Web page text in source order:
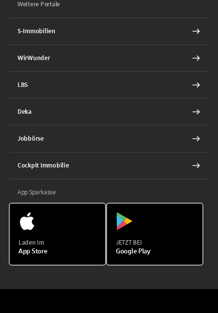
Weitere Portale
S-Immobilien
WirWunder
LBS
Deka
Jobbörse
Cockpit Immobilie
App Sparkasse
Laden im
App Store
JETZT BEI
Google Play